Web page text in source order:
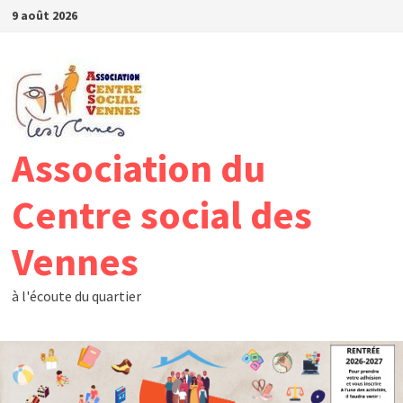
9 août 2026
Association du
Centre social des
Vennes
à l'écoute du quartier